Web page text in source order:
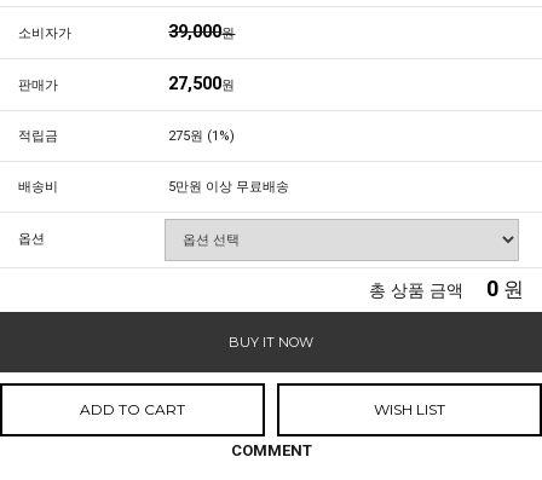
소비자가 39,000원
판매가 27,500원
적립금 275원 (1%)
배송비 5만원 이상 무료배송
옵션
총 상품 금액 0 원
BUY IT NOW
ADD TO CART WISH LIST
COMMENT